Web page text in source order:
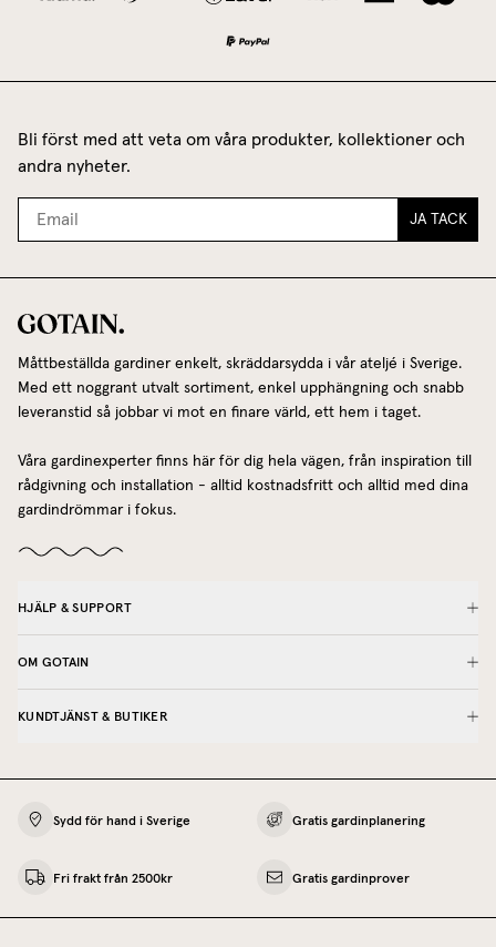
Bli först med att veta om våra produkter, kollektioner och
andra nyheter.
JA TACK
Måttbeställda gardiner enkelt, skräddarsydda i vår ateljé i Sverige.
Med ett noggrant utvalt sortiment, enkel upphängning och snabb
leveranstid så jobbar vi mot en finare värld, ett hem i taget.
Våra gardinexperter finns här för dig hela vägen, från inspiration till
rådgivning och installation - alltid kostnadsfritt och alltid med dina
gardindrömmar i fokus.
HJÄLP & SUPPORT
OM GOTAIN
KUNDTJÄNST & BUTIKER
Sydd för hand i Sverige Gratis gardinplanering
Fri frakt från 2500kr Gratis gardinprover